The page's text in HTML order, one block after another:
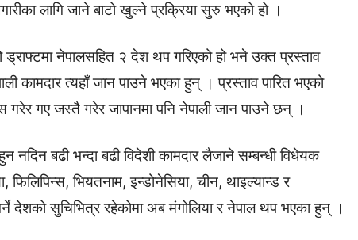
लागि जाने बाटो खुल्ने प्रक्रिया सुरु भएको हो ।
ड्राफ्टमा नेपालसहित २ देश थप गरिएको हो भने उक्त प्रस्ताव
कामदार त्यहाँ जान पाउने भएका हुन् । प्रस्ताव पारित भएको
गरेर गए जस्तै गरेर जापानमा पनि नेपाली जान पाउने छन् ।
बढी भन्दा बढी विदेशी कामदार लैजाने सम्बन्धी विधेयक
फिलिपिन्स, भियतनाम, इन्डोनेसिया, चीन, थाइल्यान्ड र
देशको सुचिभित्र रहेकोमा अब मंगोलिया र नेपाल थप भएका हुन् ।